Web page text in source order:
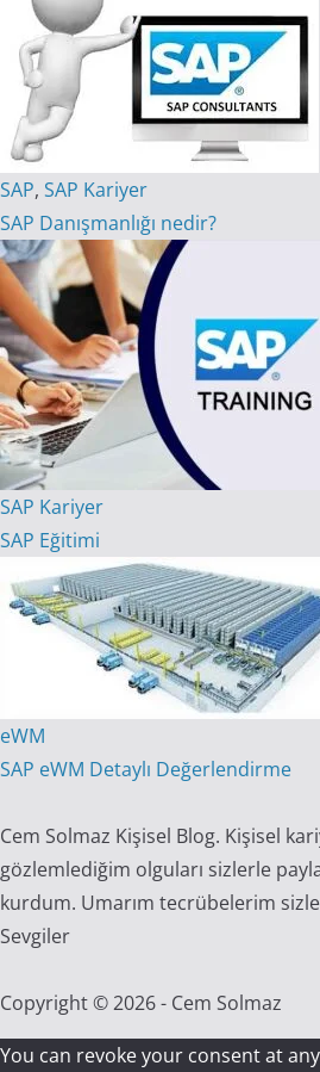
SAP, SAP Kariyer
SAP Danışmanlığı nedir?
SAP Kariyer
SAP Eğitimi
eWM
SAP eWM Detaylı Değerlendirme
Cem Solmaz Kişisel Blog. Kişisel
gözlemlediğim olguları sizlerle
kurdum. Umarım tecrübelerim
Sevgiler
Copyright © 2026 - Cem Solmaz
You can revoke your consent at